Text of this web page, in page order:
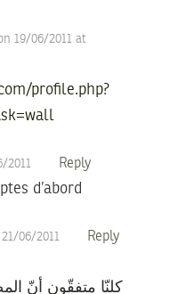
19/06/2011 at
profile.php?
2011 Reply
d’abord
06/2011 Reply
كلنّا متفقّون أنّ